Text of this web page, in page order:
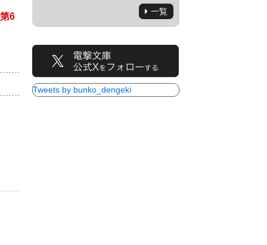
6 一覧
Tweets by bunko_dengeki